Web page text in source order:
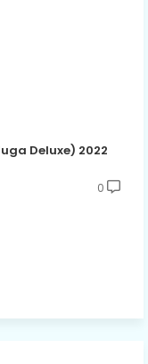
Deluxe) 2022
0